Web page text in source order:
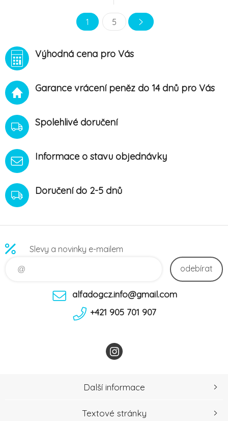
1 5
Výhodná cena pro Vás
Garance vrácení peněz do 14 dnů pro Vás
Spolehlivé doručení
Informace o stavu objednávky
Doručení do 2-5 dnů
Slevy a novinky e-mailem
odebírat
alfadogcz.info@gmail.com
+421 905 701 907
Další informace
Textové stránky